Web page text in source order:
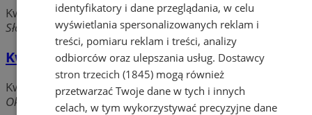
Kwiaciarnie
Słowackiego, 44-240 Żory
Kwiaciarnia Kaufland
Kwiaciarnie
Okrężna, 44-240 Żory
identyfikatory i dane przeglądania, w celu
wyświetlania spersonalizowanych reklam i
treści, pomiaru reklam i treści, analizy
odbiorców oraz ulepszania usług. Dostawcy
stron trzecich (1845) mogą również
przetwarzać Twoje dane w tych i innych
celach, w tym wykorzystywać precyzyjne dane